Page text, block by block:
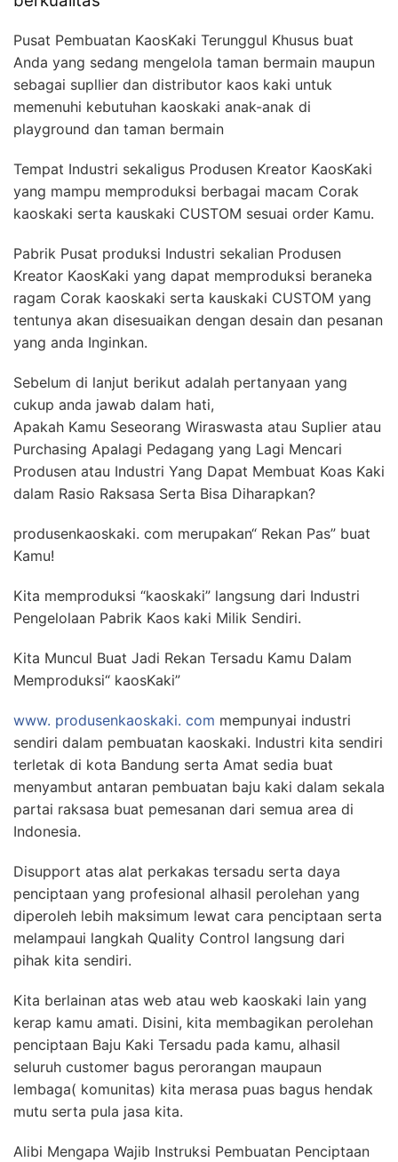
Pusat Pembuatan KaosKaki Terunggul Khusus buat
Anda yang sedang mengelola taman bermain maupun
sebagai supllier dan distributor kaos kaki untuk
memenuhi kebutuhan kaoskaki anak-anak di
playground dan taman bermain
Tempat Industri sekaligus Produsen Kreator KaosKaki
yang mampu memproduksi berbagai macam Corak
kaoskaki serta kauskaki CUSTOM sesuai order Kamu.
Pabrik Pusat produksi Industri sekalian Produsen
Kreator KaosKaki yang dapat memproduksi beraneka
ragam Corak kaoskaki serta kauskaki CUSTOM yang
tentunya akan disesuaikan dengan desain dan pesanan
yang anda Inginkan.
Sebelum di lanjut berikut adalah pertanyaan yang
cukup anda jawab dalam hati,
Apakah Kamu Seseorang Wiraswasta atau Suplier atau
Purchasing Apalagi Pedagang yang Lagi Mencari
Produsen atau Industri Yang Dapat Membuat Koas Kaki
dalam Rasio Raksasa Serta Bisa Diharapkan?
produsenkaoskaki. com merupakan“ Rekan Pas” buat
Kamu!
Kita memproduksi “kaoskaki” langsung dari Industri
Pengelolaan Pabrik Kaos kaki Milik Sendiri.
Kita Muncul Buat Jadi Rekan Tersadu Kamu Dalam
Memproduksi“ kaosKaki”
www. produsenkaoskaki. com mempunyai industri
sendiri dalam pembuatan kaoskaki. Industri kita sendiri
terletak di kota Bandung serta Amat sedia buat
menyambut antaran pembuatan baju kaki dalam sekala
partai raksasa buat pemesanan dari semua area di
Indonesia.
Disupport atas alat perkakas tersadu serta daya
penciptaan yang profesional alhasil perolehan yang
diperoleh lebih maksimum lewat cara penciptaan serta
melampaui langkah Quality Control langsung dari
pihak kita sendiri.
Kita berlainan atas web atau web kaoskaki lain yang
kerap kamu amati. Disini, kita membagikan perolehan
penciptaan Baju Kaki Tersadu pada kamu, alhasil
seluruh customer bagus perorangan maupaun
lembaga( komunitas) kita merasa puas bagus hendak
mutu serta pula jasa kita.
Alibi Mengapa Wajib Instruksi Pembuatan Penciptaan